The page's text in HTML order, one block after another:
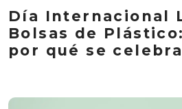
Día Internacional
Bolsas de
por qué se celebra